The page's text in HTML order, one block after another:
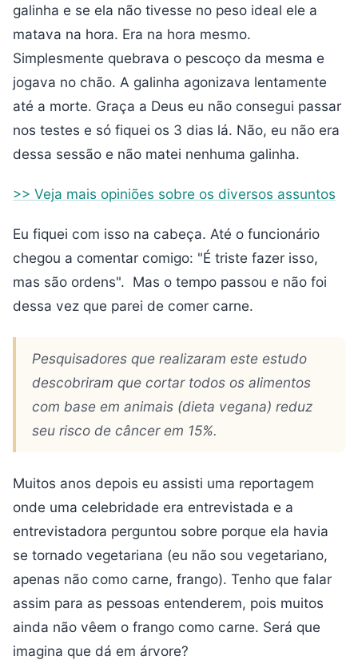
galinha e se ela não tivesse no peso ideal ele a
matava na hora. Era na hora mesmo.
Simplesmente quebrava o pescoço da mesma e
jogava no chão. A galinha agonizava lentamente
até a morte. Graça a Deus eu não consegui passar
nos testes e só fiquei os 3 dias lá. Não, eu não era
dessa sessão e não matei nenhuma galinha.
>> Veja mais opiniões sobre os diversos assuntos
Eu fiquei com isso na cabeça. Até o funcionário
chegou a comentar comigo: "É triste fazer isso,
mas são ordens". Mas o tempo passou e não foi
dessa vez que parei de comer carne.
Pesquisadores que realizaram este estudo
descobriram que cortar todos os alimentos
com base em animais (dieta vegana) reduz
seu risco de câncer em 15%.
Muitos anos depois eu assisti uma reportagem
onde uma celebridade era entrevistada e a
entrevistadora perguntou sobre porque ela havia
se tornado vegetariana (eu não sou vegetariano,
apenas não como carne, frango). Tenho que falar
assim para as pessoas entenderem, pois muitos
ainda não vêem o frango como carne. Será que
imagina que dá em árvore?